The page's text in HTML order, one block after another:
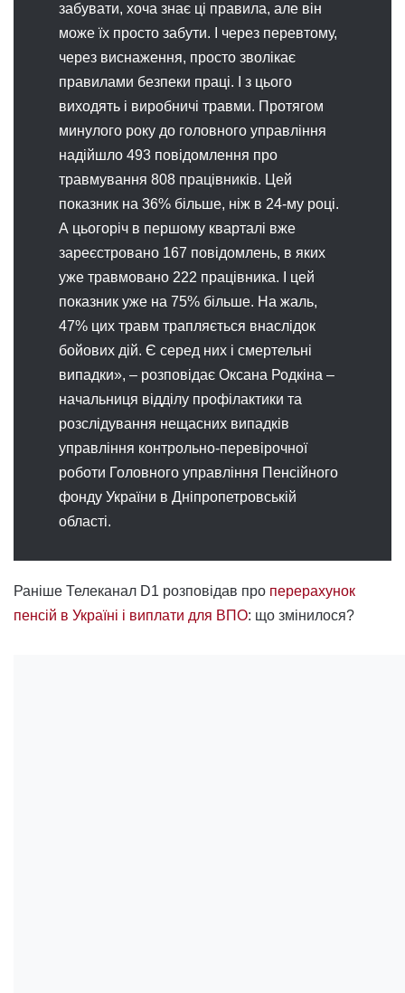
забувати, хоча знає ці правила, але він
може їх просто забути. І через перевтому,
через виснаження, просто зволікає
правилами безпеки праці. І з цього
виходять і виробничі травми. Протягом
минулого року до головного управління
надійшло 493 повідомлення про
травмування 808 працівників. Цей
показник на 36% більше, ніж в 24-му році.
А цьогоріч в першому кварталі вже
зареєстровано 167 повідомлень, в яких
уже травмовано 222 працівника. І цей
показник уже на 75% більше. На жаль,
47% цих травм трапляється внаслідок
бойових дій. Є серед них і смертельні
випадки», – розповідає Оксана Родкіна –
начальниця відділу профілактики та
розслідування нещасних випадків
управління контрольно-перевірочної
роботи Головного управління Пенсійного
фонду України в Дніпропетровській
області.
Раніше Телеканал D1 розповідав про перерахунок
пенсій в Україні і виплати для ВПО: що змінилося?